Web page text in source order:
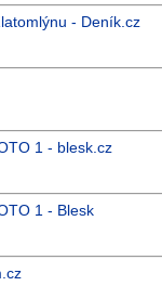
- Deník.cz
1 - blesk.cz
1 - Blesk